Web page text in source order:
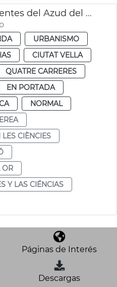
Mantenimiento puentes del Azud del Oro y de la Exposición València
URBANISMO
CIUTAT VELLA
QUATRE CARRERES
EN PORTADA
NORMAL
CIÈNCIES
OR
Y LAS CIÉNCIAS
Páginas de Interés
Descargas